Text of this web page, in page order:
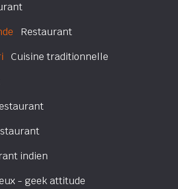
Restaurant
Cuisine traditionnelle
indien
- geek attitude